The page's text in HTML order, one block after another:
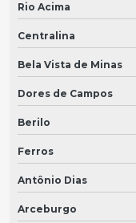
Rio Acima
Centralina
Bela Vista de Minas
Dores de Campos
Berilo
Ferros
Antônio Dias
Arceburgo